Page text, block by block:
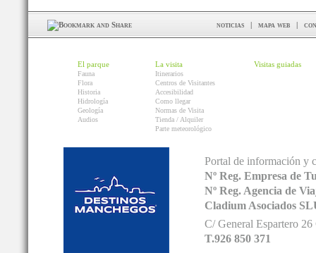
noticias | mapa web |
El parque
Fauna
Flora
Historia
Hidrología
Geología
Audios
La visita
Itinerarios
Centros de Visitantes
Accesibilidad
Como llegar
Normas de Visita
Tienda / Alquiler
Parte meteorológico
Visitas guiadas
Portal de información y
Nº Reg. Empresa de
Nº Reg. Agencia de
Cladium Asociados
C/ General Espartero
T.926 850 371